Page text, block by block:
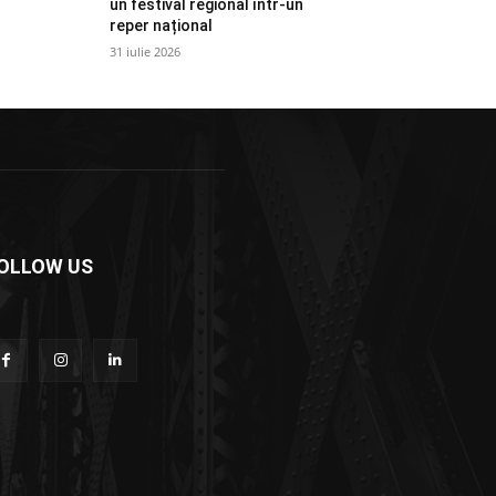
un festival regional într-un
reper național
31 iulie 2026
US